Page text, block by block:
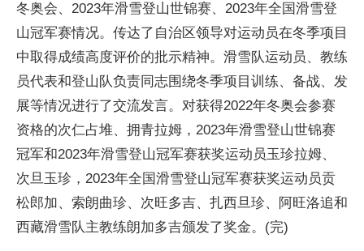
冬奥会、2023年滑雪登山世锦赛、2023年全国滑雪登
山冠军赛情况。传达了自治区领导对运动员在冬季项目
中取得成绩高度评价的批示精神。滑雪队运动员、教练
员代表和登山队负责同志围绕冬季项目训练、备战、发
展等情况进行了交流发言。对获得2022年冬奥会参赛
资格的次仁占堆、拥青拉姆，2023年滑雪登山世锦赛
冠军和2023年滑雪登山冠军赛获奖运动员玉珍拉姆、
次旦玉珍，2023年全国滑雪登山冠军赛获奖运动员贡
松郎加、索朗曲珍、次旺多吉、扎西旦珍、阿旺洛追和
西藏滑雪队主教练朗加多吉颁发了奖金。(完)